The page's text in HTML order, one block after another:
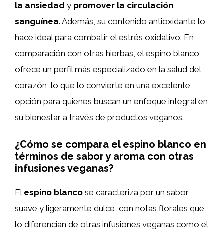
la ansiedad y promover la circulación
sanguínea. Además, su contenido antioxidante lo
hace ideal para combatir el estrés oxidativo. En
comparación con otras hierbas, el espino blanco
ofrece un perfil más especializado en la salud del
corazón, lo que lo convierte en una excelente
opción para quienes buscan un enfoque integral en
su bienestar a través de productos veganos.
¿Cómo se compara el espino blanco en
términos de sabor y aroma con otras
infusiones veganas?
El espino blanco se caracteriza por un sabor
suave y ligeramente dulce, con notas florales que
lo diferencian de otras infusiones veganas como el